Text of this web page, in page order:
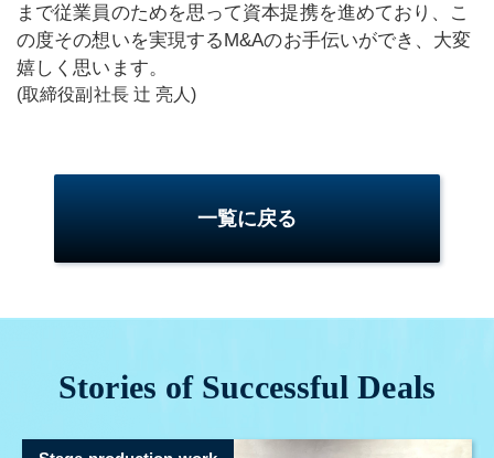
まで従業員のためを思って資本提携を進めており、こ
の度その想いを実現するM&Aのお手伝いができ、大変
嬉しく思います。
(取締役副社長 辻 亮人)
一覧に戻る
Stories of Successful Deals